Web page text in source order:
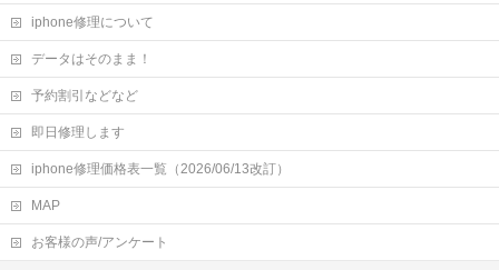
iphone修理について
データはそのまま！
予約割引などなど
即日修理します
iphone修理価格表一覧（2026/06/13改訂）
MAP
お客様の声/アンケート